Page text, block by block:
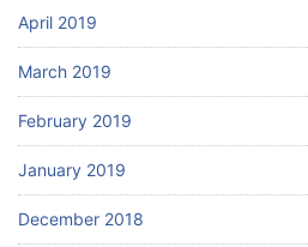
April 2019
March 2019
February 2019
January 2019
December 2018